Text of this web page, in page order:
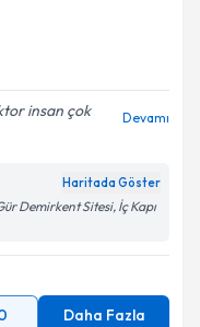
insan çok
Devamı
Haritada Göster
Demirkent Sitesi, İç Kapı
Daha Fazla